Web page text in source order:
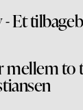
- Et
mellem to